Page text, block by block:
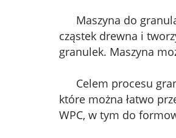
Maszyna do
cząstek drewna i
granulek. Maszyna
Celem procesu
które można łatwo
WPC, w tym do